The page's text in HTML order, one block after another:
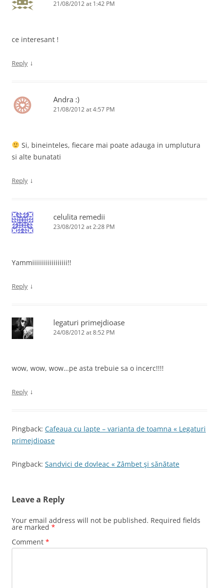
21/08/2012 at 1:42 PM
ce interesant !
Reply ↓
Andra :)
21/08/2012 at 4:57 PM
Si, bineinteles, fiecare mai poate adauga in umplutura
si alte bunatati
Reply ↓
celulita remedii
23/08/2012 at 2:28 PM
Yammiiiiiiiiiiiiiiiiii!!
Reply ↓
legaturi primejdioase
24/08/2012 at 8:52 PM
wow, wow, wow…pe asta trebuie sa o incerc!!!!
Reply ↓
Pingback: Cafeaua cu lapte – varianta de toamna « Legaturi
primejdioase
Pingback: Sandvici de dovleac « Zâmbet şi sănătate
Leave a Reply
Your email address will not be published. Required fields
are marked *
Comment *